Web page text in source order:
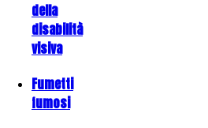
della
disabilità
visiva
Fumetti
fumosi